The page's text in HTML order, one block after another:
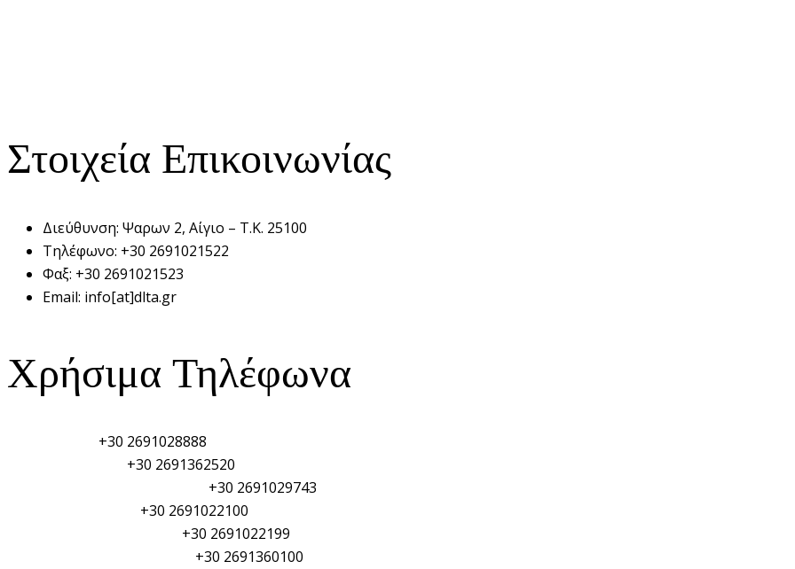
Στοιχεία Επικοινωνίας
Διεύθυνση: Ψαρων 2, Αίγιο – Τ.Κ. 25100
Τηλέφωνο: +30 2691021522
Φαξ: +30 2691021523
Email: info[at]dlta.gr
Χρήσιμα Τηλέφωνα
+30 2691028888
+30 2691362520
+30 2691029743
+30 2691022100
+30 2691022199
+30 2691360100